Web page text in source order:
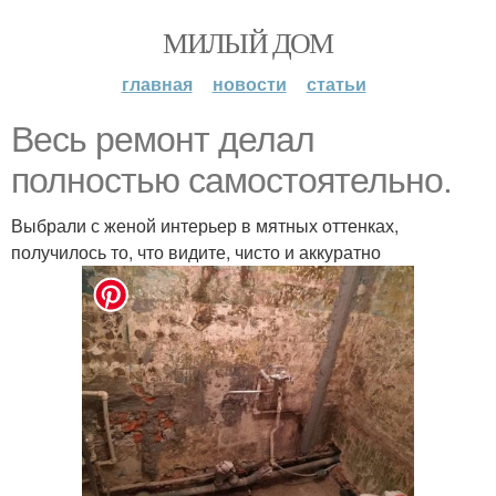
МИЛЫЙ ДОМ
главная новости статьи
Весь ремонт делал
полностью самостоятельно.
Выбрали с женой интерьер в мятных оттенках,
получилось то, что видите, чисто и аккуратно